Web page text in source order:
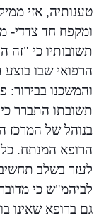
טענותיה, אזי
ומקפח חד צדדי-
תשובותיו כי "זה
הרפואי שבו בוצע
והמשכנו בבירור:
תשובתו התברר
בנוהל של המרכז
הרופא המנתח. כל
לעזר בשלב
לביהמ"ש כי
גם ברופא שאינו